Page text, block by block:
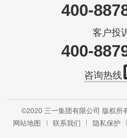
400-
客户投
400-
咨询热线
©2020 三一集团有限公司 版权所
网站地图
联系我们 隐私保护